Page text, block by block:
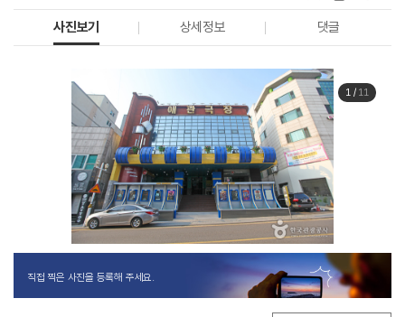
사진보기 상세정보 댓글
1/ 11
직접 찍은 사진을 등록해 주세요.